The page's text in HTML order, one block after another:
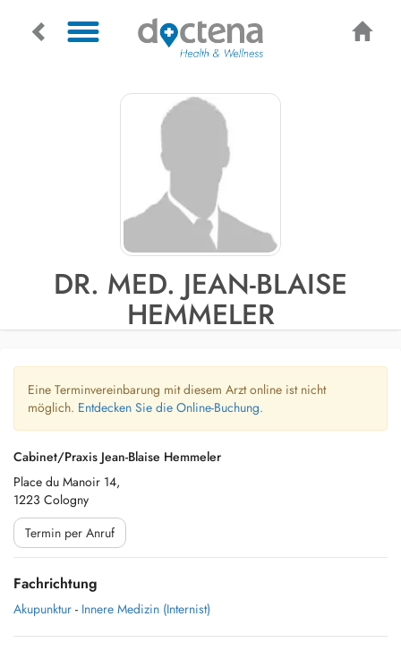
DR. MED. JEAN-BLAISE
HEMMELER
Eine Terminvereinbarung mit diesem Arzt online ist nicht
möglich. Entdecken Sie die Online-Buchung.
Cabinet/Praxis Jean-Blaise Hemmeler
Place du Manoir 14,
1223 Cologny
Termin per Anruf
Fachrichtung
Akupunktur - Innere Medizin (Internist)